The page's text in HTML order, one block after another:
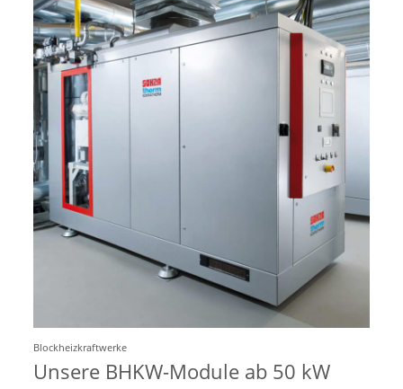
Blockheizkraftwerke
Unsere BHKW-Module ab 50 kW